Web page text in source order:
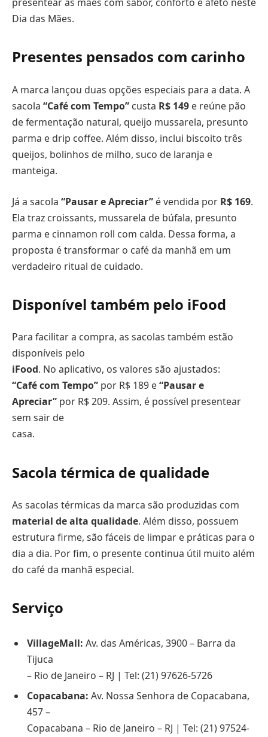
Dia das Mães.
Presentes pensados com carinho
A marca lançou duas opções especiais para a data. A
sacola “Café com Tempo” custa R$ 149 e reúne pão
de fermentação natural, queijo mussarela, presunto
parma e drip coffee. Além disso, inclui biscoito três
queijos, bolinhos de milho, suco de laranja e
manteiga.
Já a sacola “Pausar e Apreciar” é vendida por R$ 169.
Ela traz croissants, mussarela de búfala, presunto
parma e cinnamon roll com calda. Dessa forma, a
proposta é transformar o café da manhã em um
verdadeiro ritual de cuidado.
Disponível também pelo iFood
Para facilitar a compra, as sacolas também estão
disponíveis pelo
iFood. No aplicativo, os valores são ajustados:
“Café com Tempo” por R$ 189 e“Pausar e
Apreciar” por R$ 209. Assim, é possível presentear
sem sair de
casa.
Sacola térmica de qualidade
As sacolas térmicas da marca são produzidas com
material de alta qualidade. Além disso, possuem
estrutura firme, são fáceis de limpar e práticas para o
dia a dia. Por fim, o presente continua útil muito além
do café da manhã especial.
Serviço
VillageMall: Av. das Américas, 3900 – Barra da
Tijuca
– Rio de Janeiro – RJ | Tel: (21) 97626-5726
Copacabana: Av. Nossa Senhora de Copacabana,
457 –
Copacabana – Rio de Janeiro – RJ | Tel: (21) 97524-